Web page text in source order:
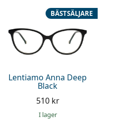
Lentiamo Anna Deep
Black
BÄSTSÄLJARE
510 kr
I lager